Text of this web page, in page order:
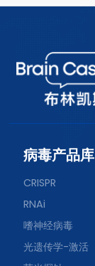
病毒产品库
CRISPR
RNAi
嗜神经病毒
光遗传学-激活